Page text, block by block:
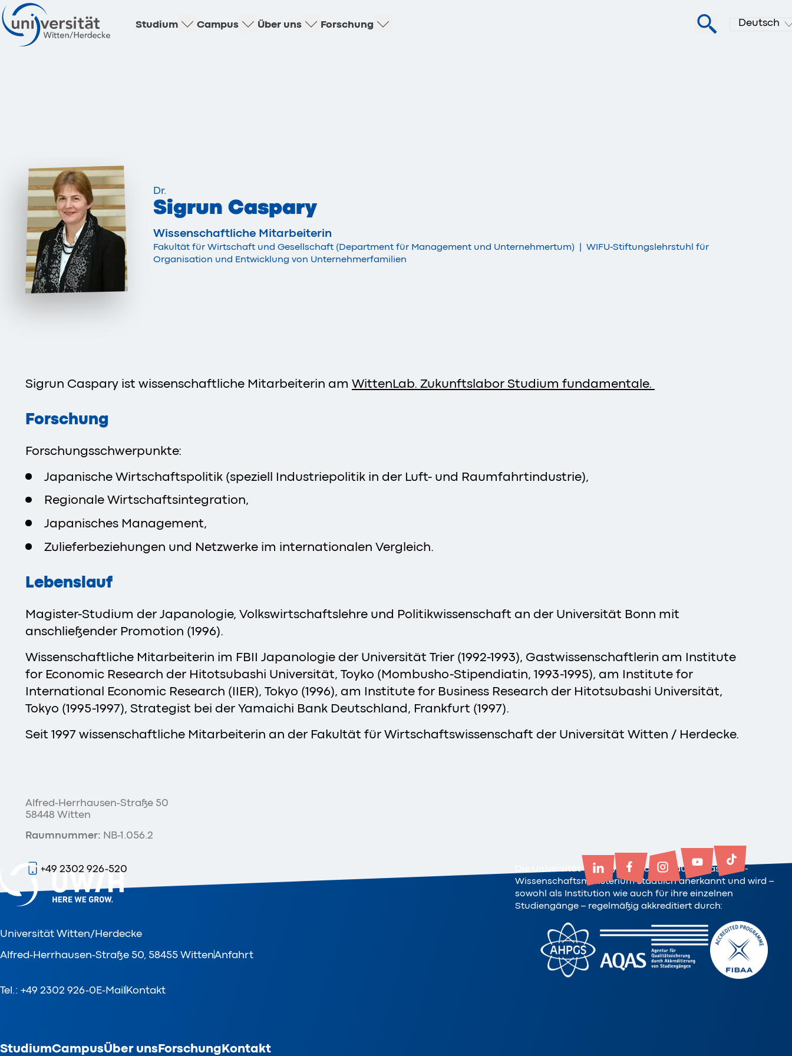
Studium Campus Über uns Forschung Deutsch
Dr.
Sigrun Caspary
Wissenschaftliche Mitarbeiterin
Fakultät für Wirtschaft und Gesellschaft (Department für Management und Unternehmertum) | WIFU-Stiftungslehrstuhl für
Organisation und Entwicklung von Unternehmerfamilien
Sigrun Caspary ist wissenschaftliche Mitarbeiterin am WittenLab. Zukunftslabor Studium fundamentale.
Forschung
Forschungsschwerpunkte:
Japanische Wirtschaftspolitik (speziell Industriepolitik in der Luft- und Raumfahrtindustrie),
Regionale Wirtschaftsintegration,
Japanisches Management,
Zulieferbeziehungen und Netzwerke im internationalen Vergleich.
Lebenslauf
Magister-Studium der Japanologie, Volkswirtschaftslehre und Politikwissenschaft an der Universität Bonn mit
anschließender Promotion (1996).
Wissenschaftliche Mitarbeiterin im FBII Japanologie der Universität Trier (1992-1993), Gastwissenschaftlerin am Institute
for Economic Research der Hitotsubashi Universität, Toyko (Mombusho-Stipendiatin, 1993-1995), am Institute for
International Economic Research (IIER), Tokyo (1996), am Institute for Business Research der Hitotsubashi Universität,
Tokyo (1995-1997), Strategist bei der Yamaichi Bank Deutschland, Frankfurt (1997).
Seit 1997 wissenschaftliche Mitarbeiterin an der Fakultät für Wirtschaftswissenschaft der Universität Witten / Herdecke.
Alfred-Herrhausen-Straße 50
58448 Witten
Raumnummer: NB-1.056.2
+49 2302 926-520
E-Mail
V-Card
Universität Witten/Herdecke
Alfred-Herrhausen-Straße 50, 58455 WittenAnfahrt
Tel.: +49 2302 926-0E-MailKontakt
Die Universität Witten/Herdecke ist durch das NRW-
Wissenschaftsministerium staatlich anerkannt und wird –
sowohl als Institution wie auch für ihre einzelnen
Studiengänge – regelmäßig akkreditiert durch:
StudiumCampusÜber unsForschungKontakt